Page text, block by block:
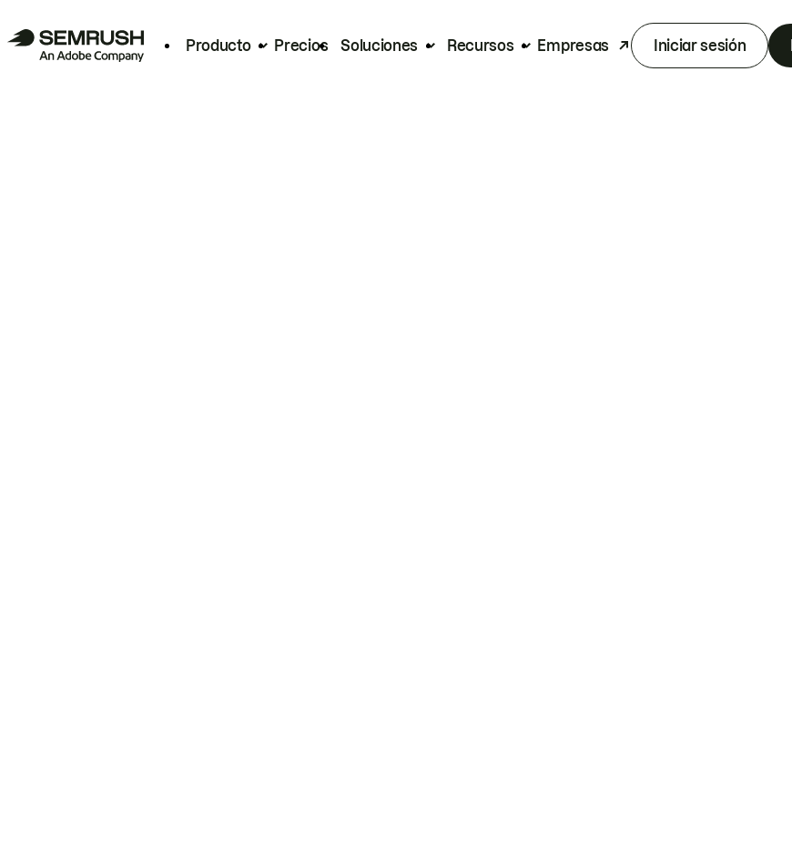
Producto Precios Soluciones Recursos Empresas Iniciar sesión